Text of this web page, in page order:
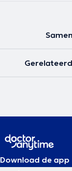
Download de app